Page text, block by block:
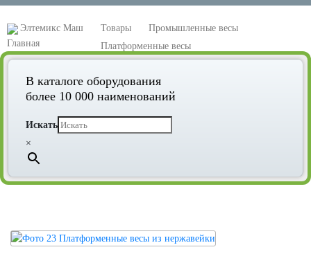
Элтемикс Маш Товары
Промышленные весы
Платформенные весы
Платформенные весы из нержавейки
В каталоге оборудования
более 10 000 наименований
Искать
×